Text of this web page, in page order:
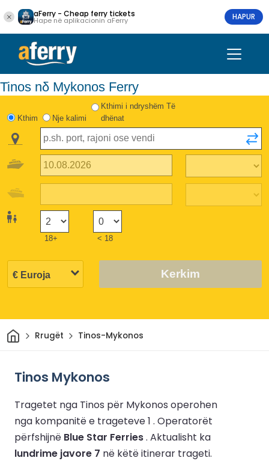
aFerry - Cheap ferry tickets
Hape në aplikacionin aFerry HAPUR
Tinos nδ Mykonos Ferry
Kthim Nje kalimi
Kthimi i ndryshëm Të
dhënat
18+ < 18
Kerkim
ShtëpiRrugët Tinos-Mykonos
Tinos Mykonos
Tragetet nga Tinos për Mykonos operohen
nga kompanitë e trageteve 1 . Operatorët
përfshijnë Blue Star Ferries. Aktualisht ka
lundrime javore 7 në këtë itinerar trageti.